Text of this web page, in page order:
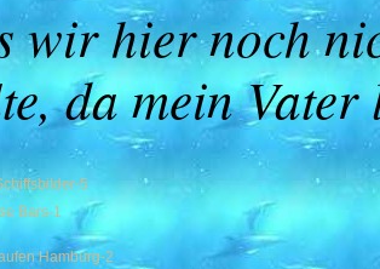
wir hier noch
da mein